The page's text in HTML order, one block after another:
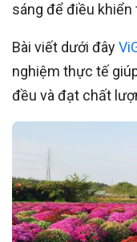
sáng để điều khiển
Bài viết dưới đây
nghiệm thực tế
đều và đạt chất